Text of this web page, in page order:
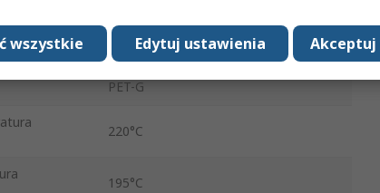
1.75mm
PET-G
220°C
195°C
Akceptuj
Edytuj ustawienia
wszystkie